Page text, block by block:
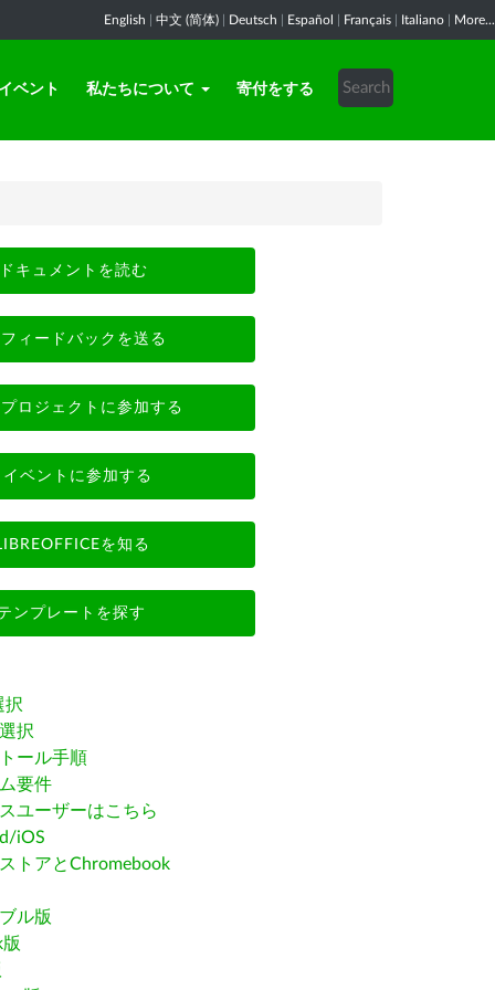
English 中文 (简体) Deutsch Español Français Italiano More...
イベント 私たちについて 寄付をする
ドキュメントを読む
フィードバックを送る
プロジェクトに参加する
イベントに参加する
を知る
ンプレートを探す
択
択
ール手順
要件
ユーザーはこちら
iOS
トアとChromebook
ル版